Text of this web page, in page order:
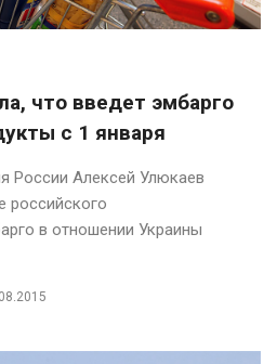
что введет эмбарго
с 1 января
России Алексей Улюкаев
российского
в отношении Украины